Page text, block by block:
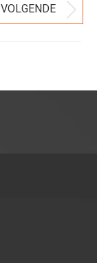
VOLGENDE Volgend
bericht